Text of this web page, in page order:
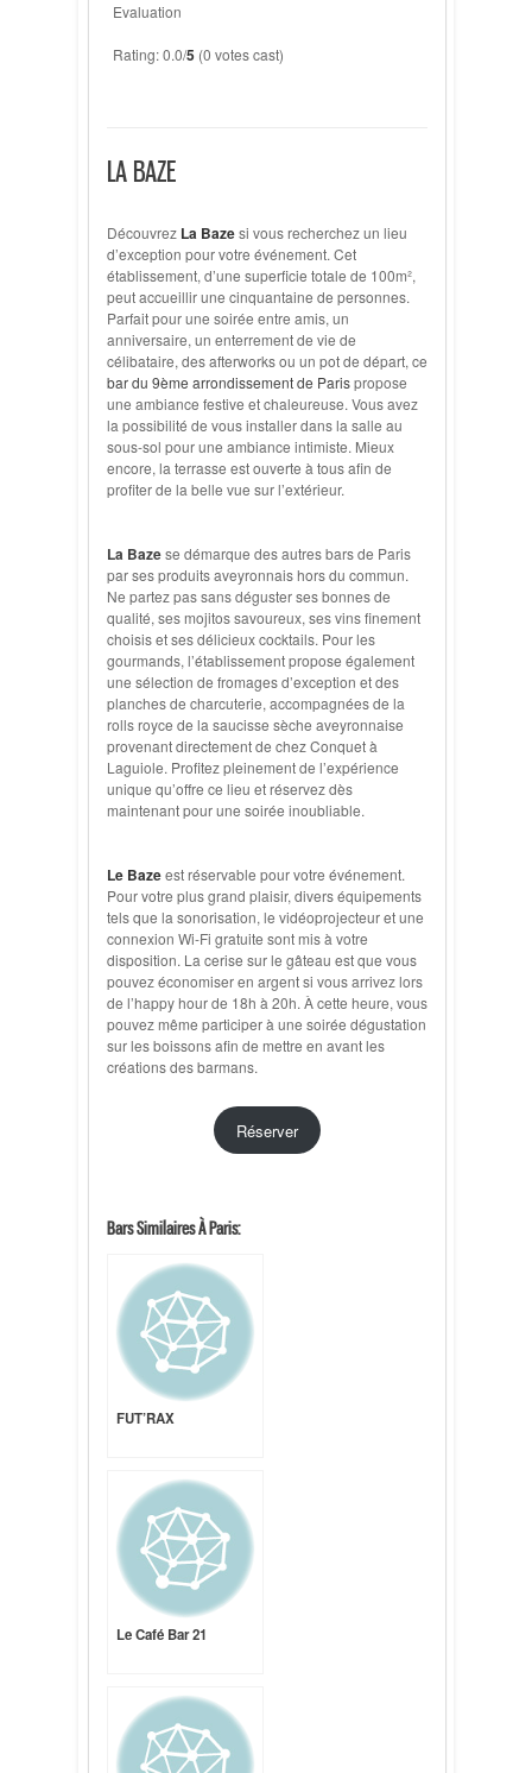
Evaluation
Rating: 0.0/5 (0 votes cast)
LA BAZE
Découvrez La Bazesi vous recherchez un lieu
d’exception pour votre événement. Cet
établissement, d’une superficie totale de 100m²,
peut accueillir une cinquantaine de personnes.
Parfait pour une soirée entre amis, un
anniversaire, un enterrement de vie de
célibataire, des afterworks ou un pot de départ, ce
bar du 9ème arrondissement de Parispropose
une ambiance festive et chaleureuse. Vous avez
la possibilité de vous installer dans la salle au
sous-sol pour une ambiance intimiste. Mieux
encore, la terrasse est ouverte à tous afin de
profiter de la belle vue sur l’extérieur.
La Bazese démarque des autres bars de Paris
par ses produits aveyronnais hors du commun.
Ne partez pas sans déguster ses bonnes de
qualité, ses mojitos savoureux, ses vins finement
choisis et ses délicieux cocktails. Pour les
gourmands, l’établissement propose également
une sélection de fromages d’exception et des
planches de charcuterie, accompagnées de la
rolls royce de la saucisse sèche aveyronnaise
provenant directement de chez Conquet à
Laguiole. Profitez pleinement de l’expérience
unique qu’offre ce lieu et réservez dès
maintenant pour une soirée inoubliable.
Le Bazeest réservable pour votre événement.
Pour votre plus grand plaisir, divers équipements
tels que la sonorisation, le vidéoprojecteur et une
connexion Wi-Fi gratuite sont mis à votre
disposition. La cerise sur le gâteau est que vous
pouvez économiser en argent si vous arrivez lors
de l’happy hour de 18h à 20h. À cette heure, vous
pouvez même participer à une soirée dégustation
sur les boissons afin de mettre en avant les
créations des barmans.
Réserver
Bars Similaires À Paris:
FUT’RAX
Le Café Bar 21